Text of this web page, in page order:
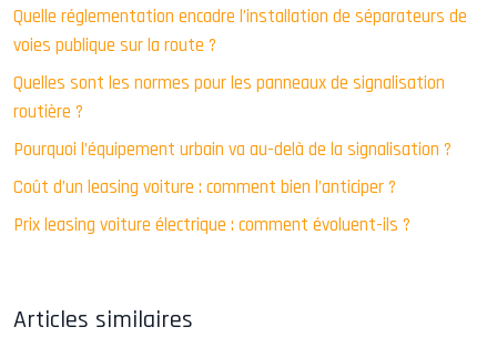
Quelle réglementation encadre l’installation de séparateurs de
voies publique sur la route ?
Quelles sont les normes pour les panneaux de signalisation
routière ?
Pourquoi l’équipement urbain va au-delà de la signalisation ?
Coût d’un leasing voiture : comment bien l’anticiper ?
Prix leasing voiture électrique : comment évoluent-ils ?
Articles similaires